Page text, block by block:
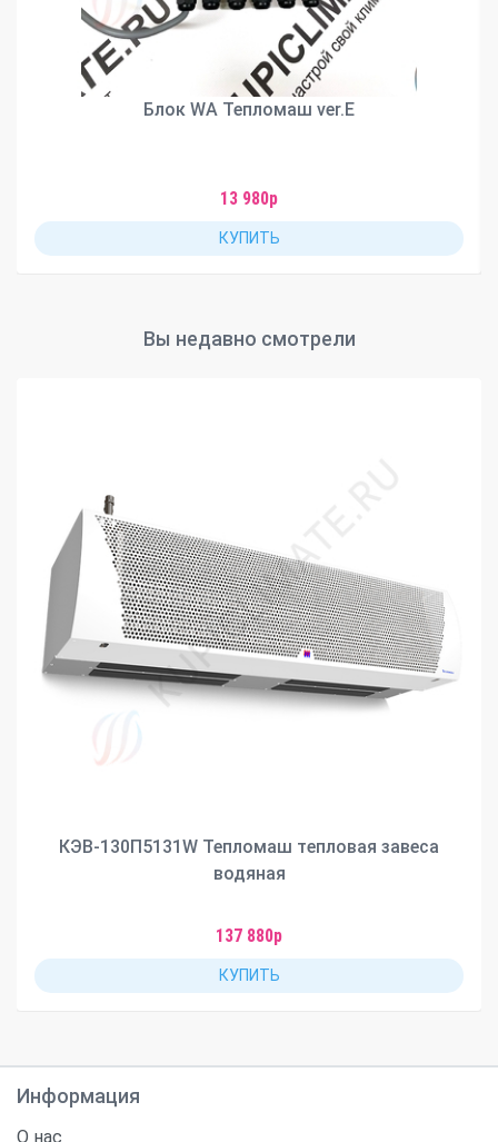
Блок WA Тепломаш ver.E
13 980р
КУПИТЬ
Вы недавно смотрели
КЭВ-130П5131W Тепломаш тепловая завеса
водяная
137 880р
КУПИТЬ
Информация
О нас